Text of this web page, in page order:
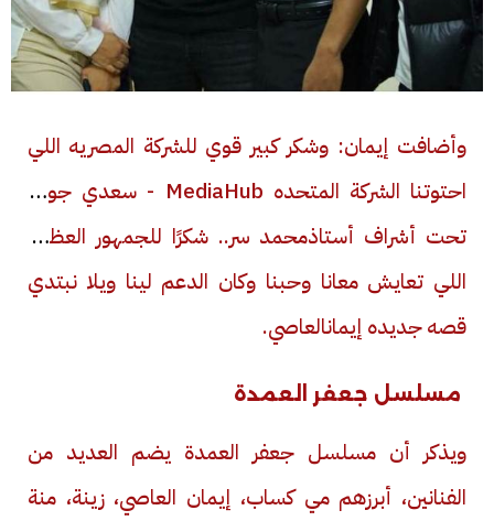
وأضافت إيمان: وشكر كبير قوي للشركة المصريه اللي
احتوتنا الشركة المتحده
سعدي جوهر
تحت أشراف أستاذمحمد سر.. شكرًا للجمهور العظيم
اللي تعايش معانا وحبنا وكان الدعم لينا ويلا نبتدي
قصه جديده إيمانالعاصي.
مسلسل جعفر العمدة
ويذكر أن مسلسل جعفر العمدة يضم العديد من
الفنانين، أبرزهم مي كساب، إيمان العاصي، زينة، منة